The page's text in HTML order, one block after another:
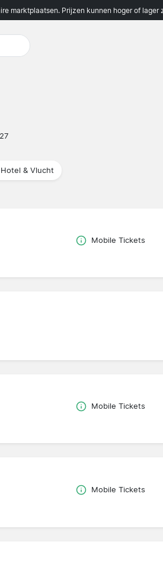
marktplaatsen. Prijzen kunnen hoger of lager
& Vlucht
Mobile Tickets
Mobile Tickets
Mobile Tickets